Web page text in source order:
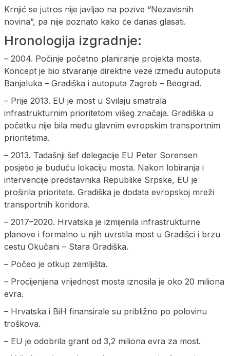
Krnjić se jutros nije javljao na pozive “Nezavisnih
novina”, pa nije poznato kako će danas glasati.
Hronologija izgradnje:
– 2004. Počinje početno planiranje projekta mosta.
Koncept je bio stvaranje direktne veze između autoputa
Banjaluka – Gradiška i autoputa Zagreb – Beograd.
– Prije 2013. EU je most u Svilaju smatrala
infrastrukturnim prioritetom višeg značaja. Gradiška u
početku nije bila među glavnim evropskim transportnim
prioritetima.
– 2013. Tadašnji šef delegacije EU Peter Sorensen
posjetio je buduću lokaciju mosta. Nakon lobiranja i
intervencije predstavnika Republike Srpske, EU je
proširila prioritete. Gradiška je dodata evropskoj mreži
transportnih koridora.
– 2017–2020. Hrvatska je izmijenila infrastrukturne
planove i formalno u njih uvrstila most u Gradišci i brzu
cestu Okučani – Stara Gradiška.
– Počeo je otkup zemljišta.
– Procijenjena vrijednost mosta iznosila je oko 20 miliona
evra.
– Hrvatska i BiH finansirale su približno po polovinu
troškova.
– EU je odobrila grant od 3,2 miliona evra za most.